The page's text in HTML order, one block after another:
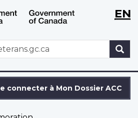
Aller
au
principal
Passer
à
version
HTML
simplifiée
WxT
WxTEN
connecter à Mon Dossier ACC